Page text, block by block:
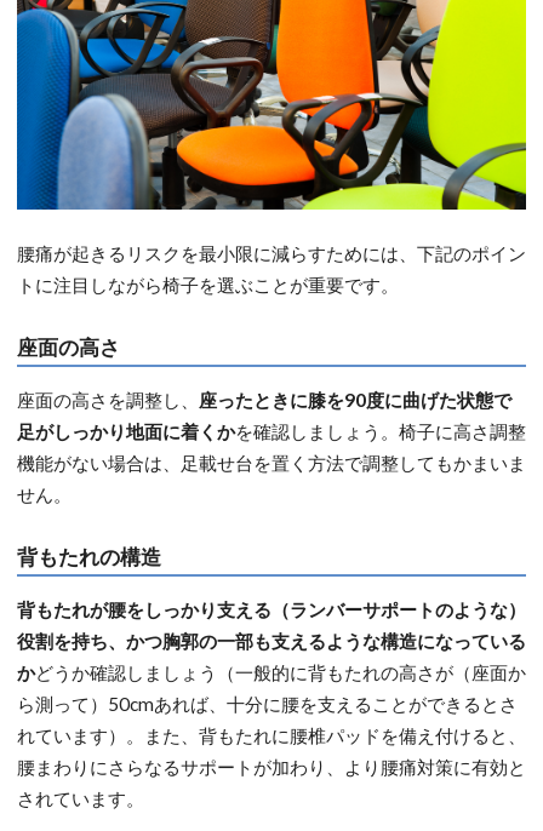
腰痛が起きるリスクを最小限に減らすためには、下記のポイン
トに注目しながら椅子を選ぶことが重要です。
座面の高さ
座面の高さを調整し、 座ったときに膝を90度に曲げた状態で
足がしっかり地面に着くかを確認しましょう。椅子に高さ調整
機能がない場合は、足載せ台を置く方法で調整してもかまいま
せん。
背もたれの構造
背もたれが腰をしっかり支える（ランバーサポートのような）
役割を持ち、かつ胸郭の一部も支えるような構造になっている
かどうか確認しましょう（一般的に背もたれの高さが（座面か
ら測って）50cmあれば、十分に腰を支えることができるとさ
れています）。また、背もたれに腰椎パッドを備え付けると、
腰まわりにさらなるサポートが加わり、より腰痛対策に有効と
されています。